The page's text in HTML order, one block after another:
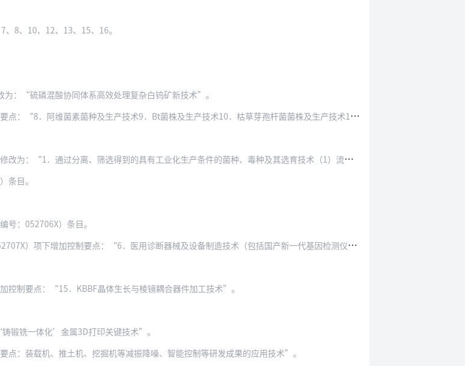
8、10、12、13、15、16。
：“硫磷混酸协同体系高效处理复杂白钨矿新技术”。
．阿维菌素菌种及生产技术9．Bt菌株及生产技术10．枯草芽孢杆菌菌株及生产技术11．春雷霉素菌株…
．通过分离、筛选得到的具有工业化生产条件的菌种、毒种及其选育技术（1）流行性出血热灭活疫苗生产…
条目。
号：052706X）条目。
增加控制要点：“6．医用诊断器械及设备制造技术（包括国产新一代基因检测仪、第三代单分子测序仪）…
控制要点：“15．KBBF晶体生长与棱镜耦合器件加工技术”。
锻铣一体化’金属3D打印关键技术”。
：装载机、推土机、挖掘机等减振降噪、智能控制等研发成果的应用技术”。